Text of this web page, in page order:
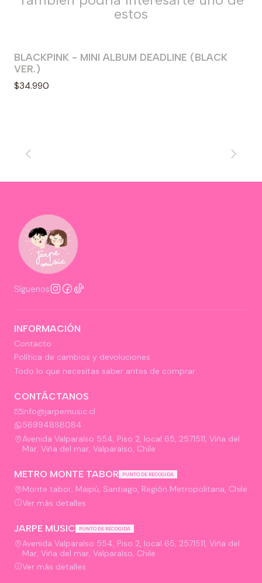
estos
BLACKPINK - MINI ALBUM DEADLINE (BLACK
VER.)
$34.990
Síguenos
INFORMACIÓN
Contacto
Política de cambios y devoluciones
Todo lo que necesitas saber antes de comprar
CONTÁCTANOS
info@jarpemusic.cl
56994888084
Avenida Valparaíso 554, Piso 2, local 65, 2571511, Viña del
Mar, Viña del mar, Valparaíso, Chile
METRO MONTE TABOR PUNTO DE RECOGIDA
Monte tabor, Maipú, Santiago, Región Metropolitana, Chile
Ver más detalles
JARPE MUSIC PUNTO DE RECOGIDA
Avenida Valparaíso 554, Piso 2, local 65, 2571511, Viña del
Mar, Viña del mar, Valparaíso, Chile
Ver más detalles